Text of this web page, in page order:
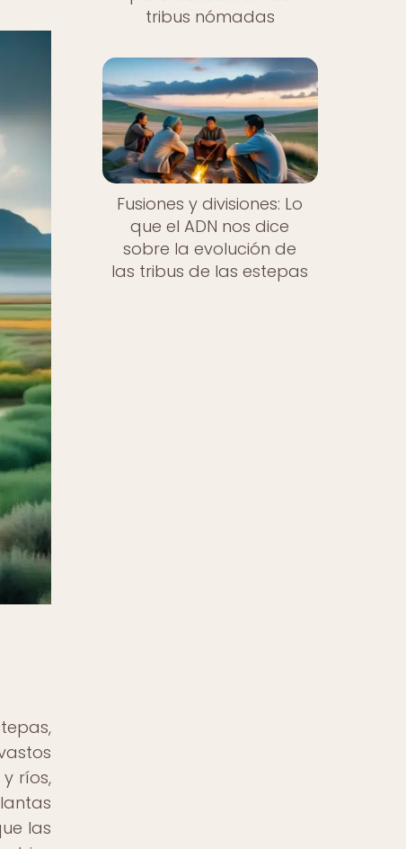
ríos,
las
tribus nómadas
Fusiones y divisiones: Lo
que el ADN nos dice
sobre la evolución de
las tribus de las estepas